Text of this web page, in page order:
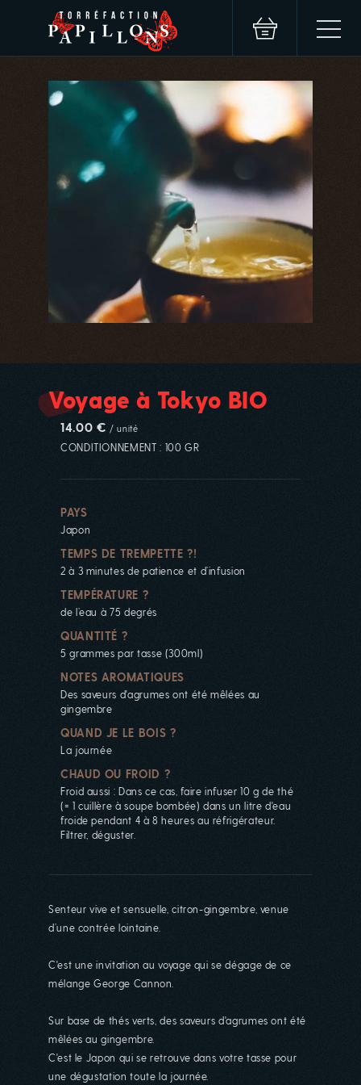
Voyage à Tokyo BIO
14.00 € / unité
CONDITIONNEMENT : 100 GR
PAYS
Japon
TEMPS DE TREMPETTE ?!
2 à 3 minutes de patience et d’infusion
TEMPÉRATURE ?
de l’eau à 75 degrés
QUANTITÉ ?
5 grammes par tasse (300ml)
NOTES AROMATIQUES
Des saveurs d'agrumes ont été mêlées au
gingembre
QUAND JE LE BOIS ?
La journée
CHAUD OU FROID ?
Froid aussi : Dans ce cas, faire infuser 10 g de thé
(= 1 cuillère à soupe bombée) dans un litre d'eau
froide pendant 4 à 8 heures au réfrigérateur.
Filtrer, déguster.
Senteur vive et sensuelle, citron-gingembre, venue
d’une contrée lointaine.
C'est une invitation au voyage qui se dégage de ce
mélange George Cannon.
Sur base de thés verts, des saveurs d'agrumes ont été
mêlées au gingembre.
C'est le Japon qui se retrouve dans votre tasse pour
une dégustation toute la journée.